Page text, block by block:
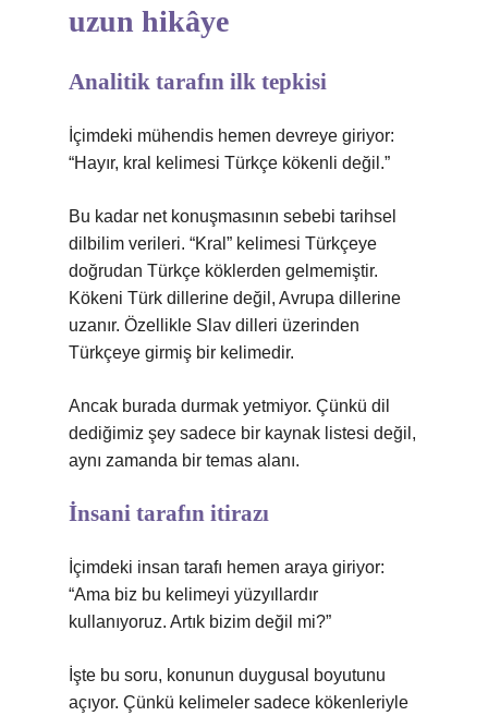
uzun hikâye
Analitik tarafın ilk tepkisi
İçimdeki mühendis hemen devreye giriyor:
“Hayır, kral kelimesi Türkçe kökenli değil.”
Bu kadar net konuşmasının sebebi tarihsel
dilbilim verileri. “Kral” kelimesi Türkçeye
doğrudan Türkçe köklerden gelmemiştir.
Kökeni Türk dillerine değil, Avrupa dillerine
uzanır. Özellikle Slav dilleri üzerinden
Türkçeye girmiş bir kelimedir.
Ancak burada durmak yetmiyor. Çünkü dil
dediğimiz şey sadece bir kaynak listesi değil,
aynı zamanda bir temas alanı.
İnsani tarafın itirazı
İçimdeki insan tarafı hemen araya giriyor:
“Ama biz bu kelimeyi yüzyıllardır
kullanıyoruz. Artık bizim değil mi?”
İşte bu soru, konunun duygusal boyutunu
açıyor. Çünkü kelimeler sadece kökenleriyle